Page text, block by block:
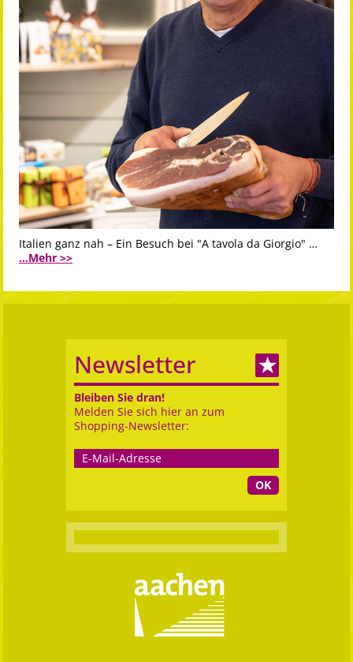
Italien ganz nah – Ein Besuch bei "A tavola da Giorgio" …
...Mehr >>
Newsletter
Bleiben Sie dran!
Melden Sie sich hier an zum
Shopping-Newsletter:
OK